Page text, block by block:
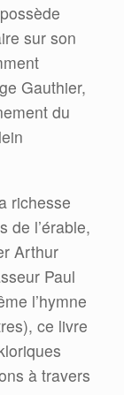
sur son
Gauthier,
du
richesse
de l’érable,
Arthur
Paul
l’hymne
ce livre
à travers